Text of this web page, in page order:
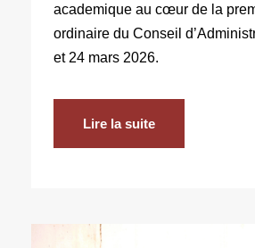
academique au cœur de la
ordinaire du Conseil
et 24 mars 2026.
Lire la suite